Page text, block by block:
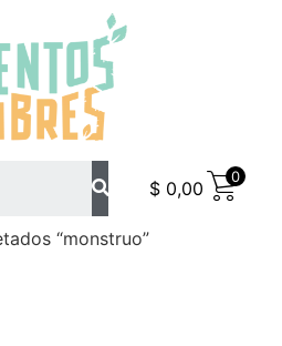
$ 0,00
0
“monstruo”